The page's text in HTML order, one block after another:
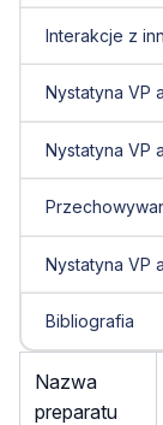
Interakcje z
Nystatyna VP
Nystatyna VP
Nystatyna VP
Bibliografia
Nazwa
preparatu